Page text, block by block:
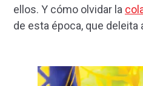
ellos. Y cómo olvidar la
de esta época, que deleita